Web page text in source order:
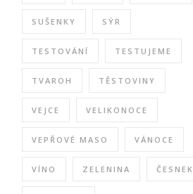
SUŠENKY SÝR
TESTOVÁNÍ TESTUJEME
TVAROH TĚSTOVINY
VEJCE VELIKONOCE
VEPŘOVÉ MASO VÁNOCE
VÍNO ZELENINA ČESNEK